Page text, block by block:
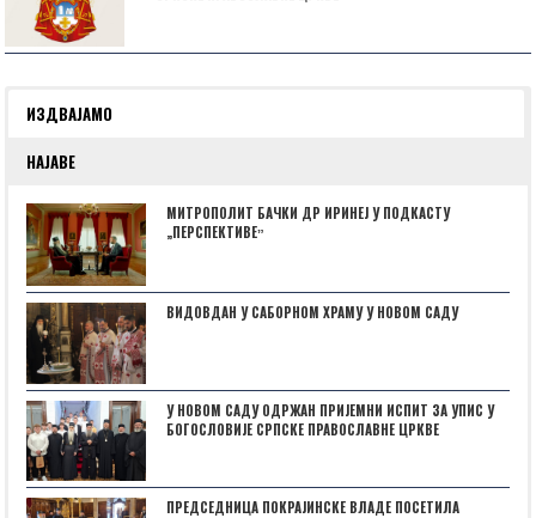
ИЗДВАЈАМО
НАЈАВЕ
МИТРОПОЛИТ БАЧКИ ДР ИРИНЕЈ У ПОДКАСТУ
„ПЕРСПЕКТИВЕˮ
ВИДОВДАН У САБОРНОМ ХРАМУ У НОВОМ САДУ
У НОВОМ САДУ ОДРЖАН ПРИЈЕМНИ ИСПИТ ЗА УПИС У
БОГОСЛОВИЈЕ СРПСКЕ ПРАВОСЛАВНЕ ЦРКВЕ
ПРЕДСЕДНИЦА ПОКРАЈИНСКЕ ВЛАДЕ ПОСЕТИЛА